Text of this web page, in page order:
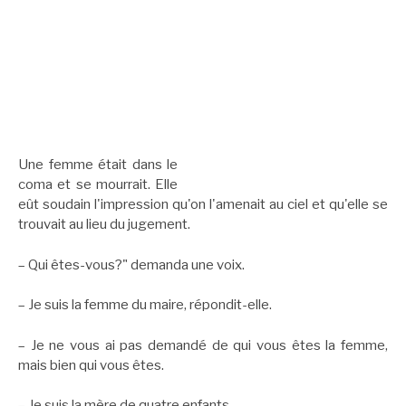
Une femme était dans le
coma et se mourrait. Elle
eût soudain l'impression qu'on l'amenait au ciel et qu'elle se
trouvait au lieu du jugement.
– Qui êtes-vous?" demanda une voix.
– Je suis la femme du maire, répondit-elle.
– Je ne vous ai pas demandé de qui vous êtes la femme,
mais bien qui vous êtes.